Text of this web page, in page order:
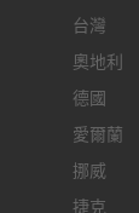
台灣
奧地利
德國
愛爾蘭
挪威
捷克